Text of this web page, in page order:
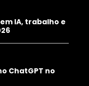
IA, trabalho e
ChatGPT no